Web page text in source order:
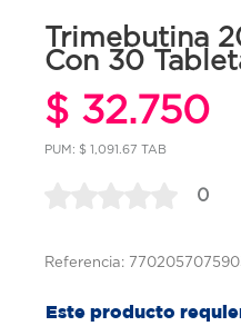
Trimebutina
Con 30
$ 32.750
PUM: $ 1,091.67 TAB
0
Referencia:
Este producto